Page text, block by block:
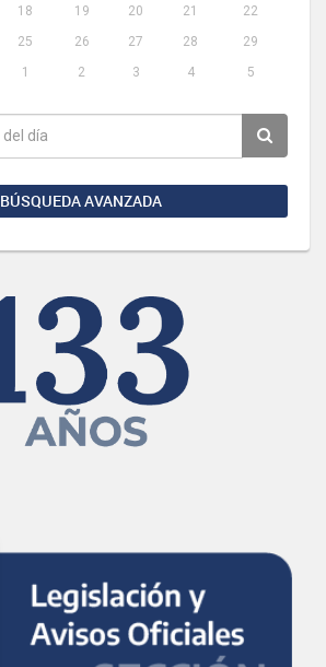
18 19 20 21
22
25 26 27 28
29
1 2 3 4 5
BÚSQUEDA AVANZADA